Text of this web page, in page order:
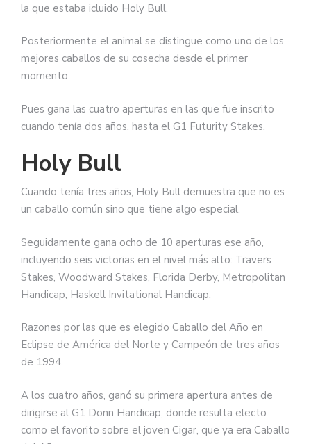
la que estaba icluido Holy Bull.
Posteriormente el animal se distingue como uno de los
mejores caballos de su cosecha desde el primer
momento.
Pues gana las cuatro aperturas en las que fue inscrito
cuando tenía dos años, hasta el G1 Futurity Stakes.
Holy Bull
Cuando tenía tres años, Holy Bull demuestra que no es
un caballo común sino que tiene algo especial.
Seguidamente gana ocho de 10 aperturas ese año,
incluyendo seis victorias en el nivel más alto: Travers
Stakes, Woodward Stakes, Florida Derby, Metropolitan
Handicap, Haskell Invitational Handicap.
Razones por las que es elegido Caballo del Año en
Eclipse de América del Norte y Campeón de tres años
de 1994.
A los cuatro años, ganó su primera apertura antes de
dirigirse al G1 Donn Handicap, donde resulta electo
como el favorito sobre el joven Cigar, que ya era Caballo